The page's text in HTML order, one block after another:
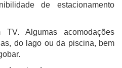
de estacionamento
Algumas acomodações
do lago ou da piscina, bem